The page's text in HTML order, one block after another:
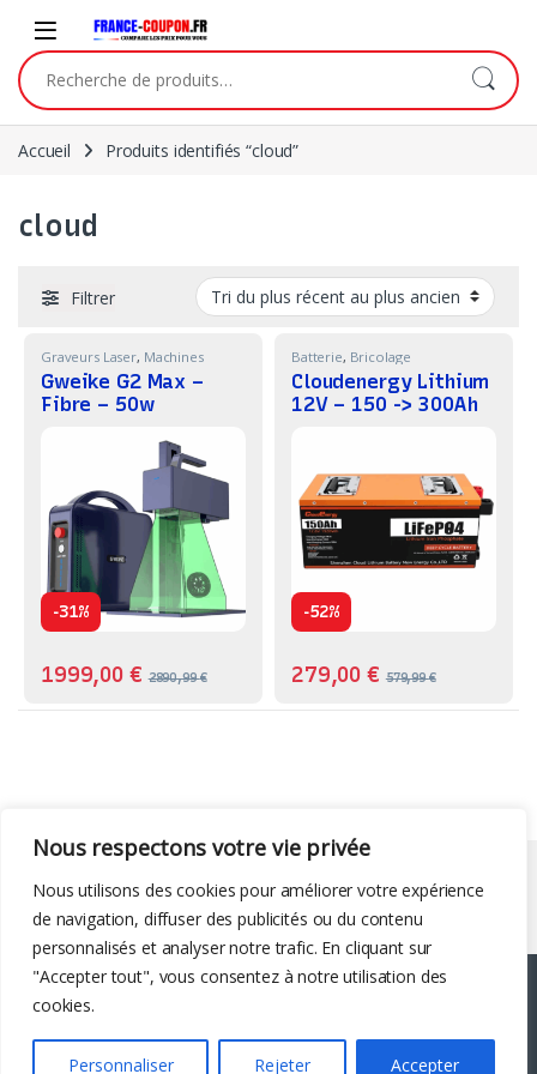
Nous respectons votre vie privée
Nous utilisons des cookies pour améliorer votre expérience
de navigation, diffuser des publicités ou du contenu
personnalisés et analyser notre trafic. En cliquant sur
"Accepter tout", vous consentez à notre utilisation des
cookies.
Personnaliser Rejeter Accepter
Recherche pour :
Accueil Produits identifiés “cloud”
cloud
Filtrer
Graveurs Laser, Machines
Gweike G2 Max –
Fibre – 50w
-31%
1999,00 € 2890,99€
Batterie, Bricolage
Cloudenergy Lithium
12V – 150 -> 300Ah
-52%
279,00€ 579,99€
Liens utiles